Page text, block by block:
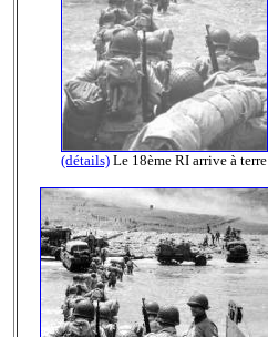
(détails) Le 18ème RI arrive à terre